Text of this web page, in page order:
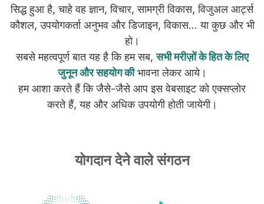
सिद्ध हुआ है, चाहे वह ज्ञान, विचार, सामग्री विकास, विजुअल आर्ट्स
कौशल, उपयोगकर्ता अनुभव और डिजाइन, विकास… या कुछ और भी
हो।
सबसे महत्वपूर्ण बात यह है कि हम सब,सभी मरीज़ों के हित के लिए
जुनून और सहयोग कीभावना लेकर आये।
हम आशा करते हैं कि जैसे-जैसे आप इस वेबसाइट को एक्सप्लोर
करते हैं, यह और अधिक उपयोगी होती जायेगी।
योगदान देने वाले संगठन